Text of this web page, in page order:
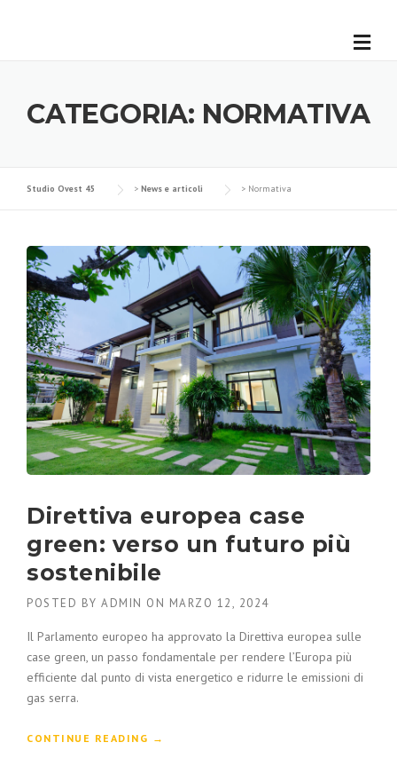
CATEGORIA: NORMATIVA
Studio Ovest 45 > News e articoli > Normativa
Direttiva europea case
green: verso un futuro più
sostenibile
POSTED BY ADMIN ON MARZO 12, 2024
Il Parlamento europeo ha approvato la Direttiva europea sulle
case green, un passo fondamentale per rendere l’Europa più
efficiente dal punto di vista energetico e ridurre le emissioni di
gas serra.
CONTINUE READING →